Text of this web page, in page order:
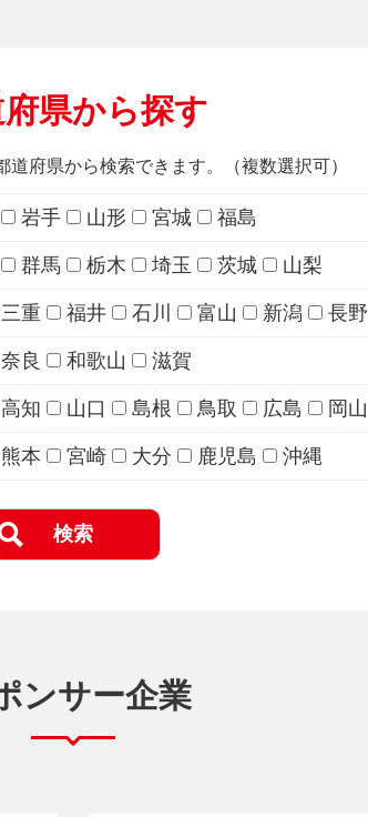
県から探す
府県から検索できます。（複数選択可）
岩手 山形 宮城 福島
群馬 栃木 埼玉 茨城 山梨
三重 福井 石川 富山 新潟 長野
奈良 和歌山 滋賀
高知 山口 島根 鳥取 広島 岡山
熊本 宮崎 大分 鹿児島 沖縄
ンサー企業